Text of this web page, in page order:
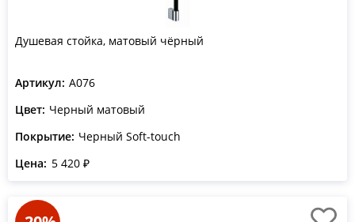
Душевая стойка, матовый чёрный
Артикул: A076
Цвет: Черный матовый
Покрытие: Черный Soft-touch
Цена: 5 420 ₽